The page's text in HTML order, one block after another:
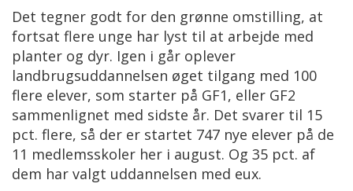
Det tegner godt for den grønne omstilling, at
fortsat flere unge har lyst til at arbejde med
planter og dyr. Igen i går oplever
landbrugsuddannelsen øget tilgang med 100
flere elever, som starter på GF1, eller GF2
sammenlignet med sidste år. Det svarer til 15
pct. flere, så der er startet 747 nye elever på de
11 medlemsskoler her i august. Og 35 pct. af
dem har valgt uddannelsen med eux.